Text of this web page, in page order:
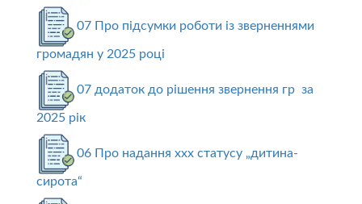
07 Про підсумки роботи із зверненнями
громадян у 2025 році
07 додаток до рішення звернення гр за
2025 рік
06 Про надання ххх статусу „дитина-
сирота“